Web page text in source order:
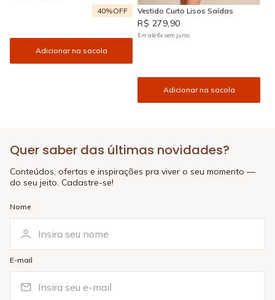
40%OFF
Adicionar na sacola
Vestido Curto Lisos Saídas
R$ 279,90
Em até6xsem juros
Adicionar na sacola
Quer saber das últimas novidades?
Conteúdos, ofertas e inspirações pra viver o seu momento —
do seu jeito. Cadastre-se!
Nome
E-mail